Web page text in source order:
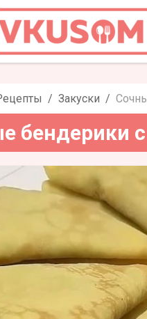
Закуски
бендерики